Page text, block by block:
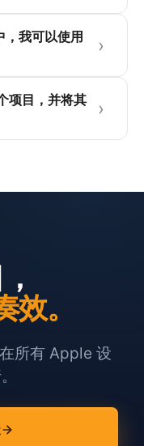
我可以使用
项目，并将其
。
所有 Apple 设